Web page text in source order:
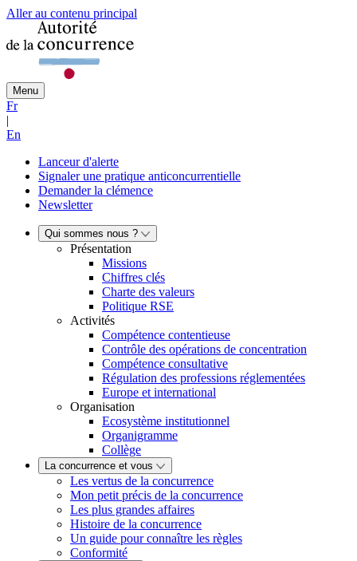
Aller au contenu principal
Menu
Fr
|
En
Lanceur d'alerte
Signaler une pratique anticoncurrentielle
Demander la clémence
Newsletter
Qui sommes nous ?
Présentation
Missions
Chiffres clés
Charte des valeurs
Politique RSE
Activités
Compétence contentieuse
Contrôle des opérations de concentration
Compétence consultative
Régulation des professions réglementées
Europe et international
Organisation
Ecosystème institutionnel
Organigramme
Collège
La concurrence et vous
Les vertus de la concurrence
Mon petit précis de la concurrence
Les plus grandes affaires
Histoire de la concurrence
Un guide pour connaître les règles
Conformité